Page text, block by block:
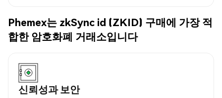
Phemex는 zkSync id (ZKID) 구매에 가장 적
합한 암호화폐 거래소입니다
신뢰성과 보안